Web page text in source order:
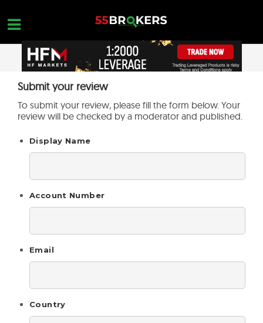
content
STARTSEITE
FOREX BROKER BEWERTUNGEN
FOREX-AUSBILDUNG
HANDELSANFRAGEN
KONTAKTIERE UNS
OPEN A FREE ACCOUNT
Nothing found...
Submit your review
To submit your review, please fill the form below. Your
review will be checked by a moderator and published.
Display Name
Account Number
Email
Country